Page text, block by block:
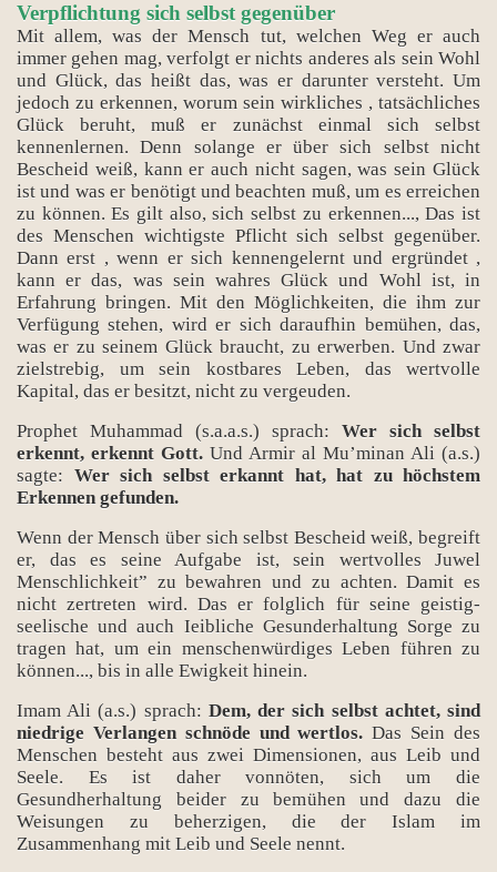
Verpflichtung sich selbst gegenüber
Mit allem, was der Mensch tut, welchen Weg er auch
immer gehen mag, verfolgt er nichts anderes als sein Wohl
und Glück, das heißt das, was er darunter versteht. Um
jedoch zu erkennen, worum sein wirkliches , tatsächliches
Glück beruht, muß er zunächst einmal sich selbst
kennenlernen. Denn solange er über sich selbst nicht
Bescheid weiß, kann er auch nicht sagen, was sein Glück
ist und was er benötigt und beachten muß, um es erreichen
zu können. Es gilt also, sich selbst zu erkennen..., Das ist
des Menschen wichtigste Pflicht sich selbst gegenüber.
Dann erst , wenn er sich kennengelernt und ergründet ,
kann er das, was sein wahres Glück und Wohl ist, in
Erfahrung bringen. Mit den Möglichkeiten, die ihm zur
Verfügung stehen, wird er sich daraufhin bemühen, das,
was er zu seinem Glück braucht, zu erwerben. Und zwar
zielstrebig, um sein kostbares Leben, das wertvolle
Kapital, das er besitzt, nicht zu vergeuden.
Prophet Muhammad (s.a.a.s.) sprach: Wer sich selbst
erkennt, erkennt Gott. Und Armir al Mu’minan Ali (a.s.)
sagte: Wer sich selbst erkannt hat, hat zu höchstem
Erkennen gefunden.
Wenn der Mensch über sich selbst Bescheid weiß, begreift
er, das es seine Aufgabe ist, sein wertvolles Juwel
Menschlichkeit” zu bewahren und zu achten. Damit es
nicht zertreten wird. Das er folglich für seine geistig-
seelische und auch Ieibliche Gesunderhaltung Sorge zu
tragen hat, um ein menschenwürdiges Leben führen zu
können..., bis in alle Ewigkeit hinein.
Imam Ali (a.s.) sprach: Dem, der sich selbst achtet, sind
niedrige Verlangen schnöde und wertlos.Das Sein des
Menschen besteht aus zwei Dimensionen, aus Leib und
Seele. Es ist daher vonnöten, sich um die
Gesundherhaltung beider zu bemühen und dazu die
Weisungen zu beherzigen, die der Islam im
Zusammenhang mit Leib und Seele nennt.